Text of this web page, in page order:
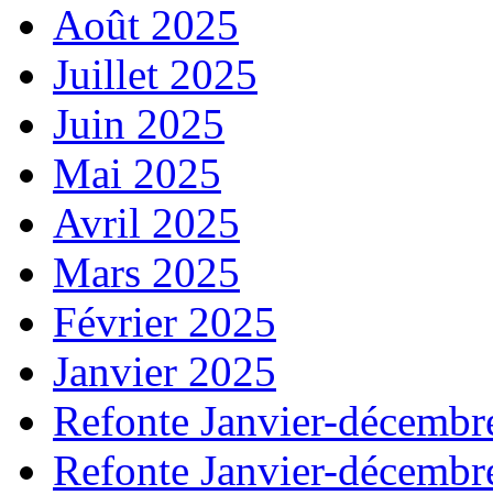
Août 2025
Juillet 2025
Juin 2025
Mai 2025
Avril 2025
Mars 2025
Février 2025
Janvier 2025
Refonte Janvier-
Refonte Janvier-